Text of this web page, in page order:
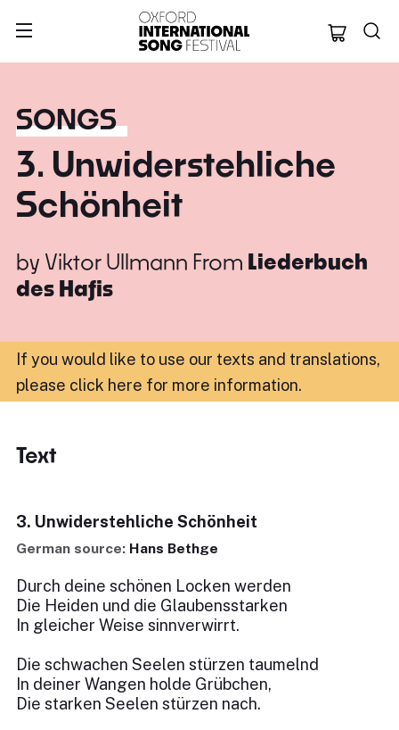
Oxford
SONGS
3. Unwiderstehliche
Schönheit
by Viktor Ullmann From Liederbuch
des Hafis
If you would like to use our texts and translations,
please click here for more information.
Text
3. Unwiderstehliche Schönheit
German source: Hans Bethge
Durch deine schönen Locken werden
Die Heiden und die Glaubensstarken
In gleicher Weise sinnverwirrt.
Die schwachen Seelen stürzen taumelnd
In deiner Wangen holde Grübchen,
Die starken Seelen stürzen nach.